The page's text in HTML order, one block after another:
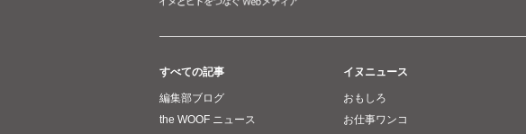
すべての記事
編集部ブログ
the WOOF ニュース
イヌニュース
おもしろ
お仕事ワンコ